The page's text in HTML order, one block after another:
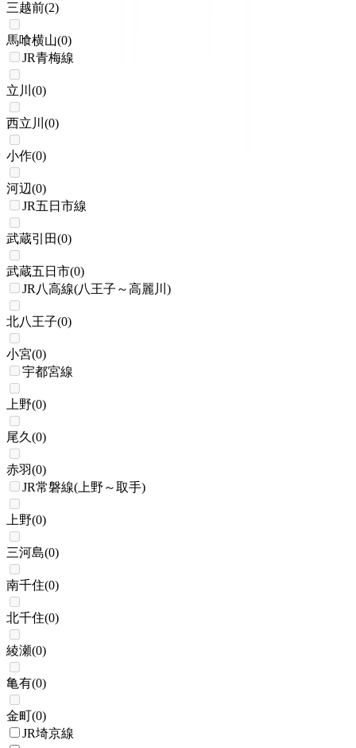
三越前(2)
馬喰横山(0)
JR青梅線
立川 (0)
西立川 (0)
小作(0)
河辺(0)
JR五日市線
武蔵引田(0)
武蔵五日市(0)
JR八高線(八王子～高麗川)
北八王子(0)
小宮(0)
宇都宮線
上野(0)
尾久 (0)
赤羽(0)
JR常磐線(上野～取手)
上野(0)
三河島(0)
南千住(0)
北千住(0)
綾瀬(0)
亀有(0)
金町(0)
JR埼京線